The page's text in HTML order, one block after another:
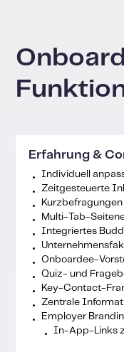
Erfahrung &
Individuell
Zeitgesteuerte
Multi-Tab-
Integriertes
Onboardee-
Quiz- und
Key-Contact-
Zentrale
Employer
In-App-Links